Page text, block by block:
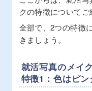
クの特徴についてご
全部で、2つの特徴
きましょう。
就活写真のメイ
特徴1：色はピ